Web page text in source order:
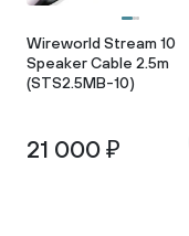
Wireworld Stream 10
Speaker Cable 2.5m
(STS2.5MB-10)
21 000 ₽